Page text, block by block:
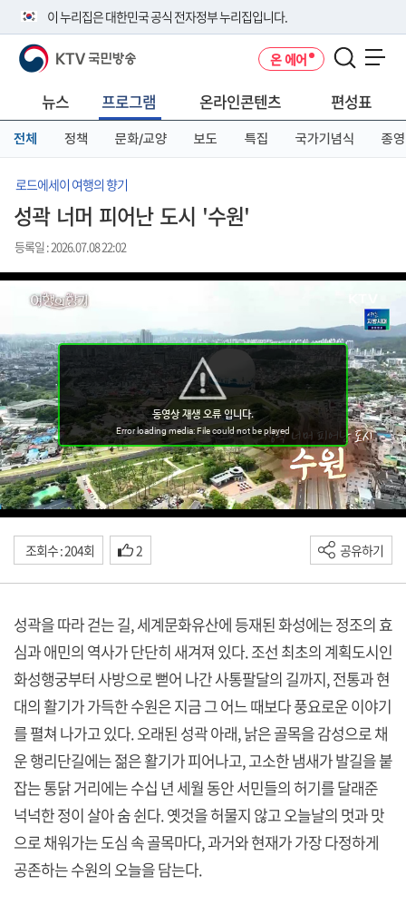
이 누리집은 대한민국 공식 전자정부 누리집입니다.
공식 누리집 주소 확인하기
니다.
이밖에 or.kr 또는 .kr등 다른 도메인 주소를 사용하고 있다면 아래 URL에
서 도메인 주소를 확인해 보세요
KTV 국민방송 온 에어
뉴스 프로그램 온라인콘텐츠 편성표
전체 정책 문화/교양 보도 특집 국가기념식 종영
로드에세이 여행의 향기
성곽 너머 피어난 도시 '수원'
등록일 : 2026.07.08 22:02
조회수 : 204회 2 공유하기
성곽을 따라 걷는 길, 세계문화유산에 등재된 화성에는 정조의 효
심과 애민의 역사가 단단히 새겨져 있다. 조선 최초의 계획도시인
화성행궁부터 사방으로 뻗어 나간 사통팔달의 길까지, 전통과 현
대의 활기가 가득한 수원은 지금 그 어느 때보다 풍요로운 이야기
를 펼쳐 나가고 있다. 오래된 성곽 아래, 낡은 골목을 감성으로 채
운 행리단길에는 젊은 활기가 피어나고, 고소한 냄새가 발길을 붙
잡는 통닭 거리에는 수십 년 세월 동안 서민들의 허기를 달래준
넉넉한 정이 살아 숨 쉰다. 옛것을 허물지 않고 오늘날의 멋과 맛
으로 채워가는 도심 속 골목마다, 과거와 현재가 가장 다정하게
공존하는 수원의 오늘을 담는다.